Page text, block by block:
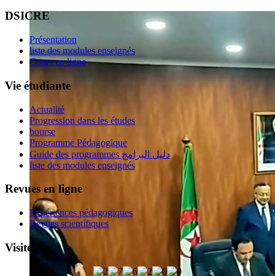
DSICRE
Présentation
liste des modules enseignés
Cours en ligne
Vie étudiante
Actualité
Progression dans les études
bourse
Programme Pédagogique
Guide des programmes دليل البرامج
liste des modules enseignés
Revues en ligne
Expériences pédagogiques
Revues scientifiques
Visiteurs